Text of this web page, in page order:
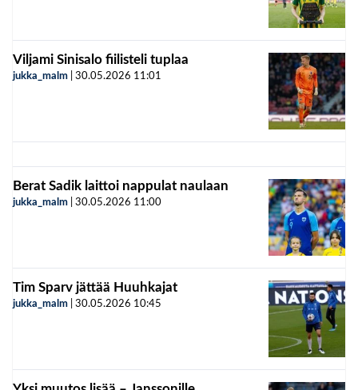
Viljami Sinisalo fiilisteli tuplaa
jukka_malm 30.05.2026 11:01
Berat Sadik laittoi nappulat naulaan
jukka_malm 30.05.2026 11:00
Tim Sparv jättää Huuhkajat
jukka_malm 30.05.2026 10:45